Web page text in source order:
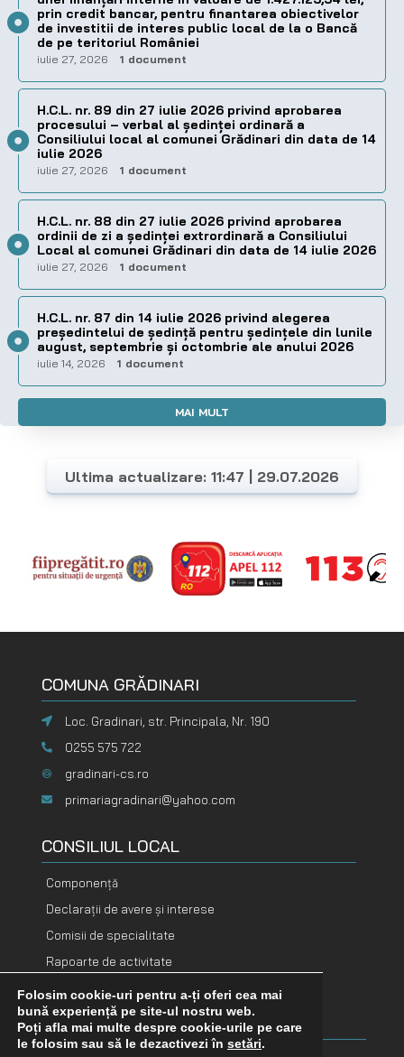
prin credit bancar, pentru finantarea obiectivelor
de investitii de interes public local de la o Bancă
de pe teritoriul României
iulie 27, 2026 1 document
H.C.L. nr. 89 din 27 iulie 2026 privind aprobarea
procesului – verbal al şedinţei ordinară a
Consiliului local al comunei Grădinari din data de 14
iulie 2026
iulie 27, 2026 1 document
H.C.L. nr. 88 din 27 iulie 2026 privind aprobarea
ordinii de zi a şedinţei extrordinară a Consiliului
Local al comunei Grădinari din data de 14 iulie 2026
iulie 27, 2026 1 document
H.C.L. nr. 87 din 14 iulie 2026 privind alegerea
preşedintelui de şedinţă pentru ședințele din lunile
august, septembrie și octombrie ale anului 2026
iulie 14, 2026 1 document
MAI MULT
Ultima actualizare: 11:47 | 29.07.2026
COMUNA GRĂDINARI
Loc. Gradinari, str. Principala, Nr. 190
0255 575 722
gradinari-cs.ro
primariagradinari@yahoo.com
CONSILIUL LOCAL
Componență
Declarații de avere și interese
Comisii de specialitate
Rapoarte de activitate
DOCUMENTE
FINANCIARE
DOCUMENTE
ADOPTATE
Folosim cookie-uri pentru a-ți oferi cea mai
bună experiență pe site-ul nostru web.
Poți afla mai multe despre cookie-urile pe care
le folosim sau să le dezactivezi în setări.